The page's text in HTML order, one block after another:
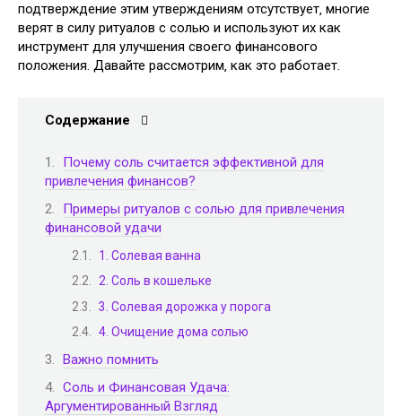
подтверждение этим утверждениям отсутствует‚ многие
верят в силу ритуалов с солью и используют их как
инструмент для улучшения своего финансового
положения. Давайте рассмотрим‚ как это работает.
Содержание
Почему соль считается эффективной для
привлечения финансов?
Примеры ритуалов с солью для привлечения
финансовой удачи
1. Солевая ванна
2. Соль в кошельке
3. Солевая дорожка у порога
4. Очищение дома солью
Важно помнить
Соль и Финансовая Удача:
Аргументированный Взгляд